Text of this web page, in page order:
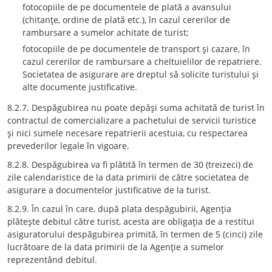
fotocopiile de pe documentele de plată a avansului
(chitanţe, ordine de plată etc.), în cazul cererilor de
rambursare a sumelor achitate de turist;
fotocopiile de pe documentele de transport şi cazare, în
cazul cererilor de rambursare a cheltuielilor de repatriere.
Societatea de asigurare are dreptul să solicite turistului şi
alte documente justificative.
8.2.7. Despăgubirea nu poate depăşi suma achitată de turist în
contractul de comercializare a pachetului de servicii turistice
şi nici sumele necesare repatrierii acestuia, cu respectarea
prevederilor legale în vigoare.
8.2.8. Despăgubirea va fi plătită în termen de 30 (treizeci) de
zile calendaristice de la data primirii de către societatea de
asigurare a documentelor justificative de la turist.
8.2.9. În cazul în care, după plata despăgubirii, Agenţia
plăteşte debitul către turist, acesta are obligaţia de a restitui
asiguratorului despăgubirea primită, în termen de 5 (cinci) zile
lucrătoare de la data primirii de la Agenţie a sumelor
reprezentând debitul.